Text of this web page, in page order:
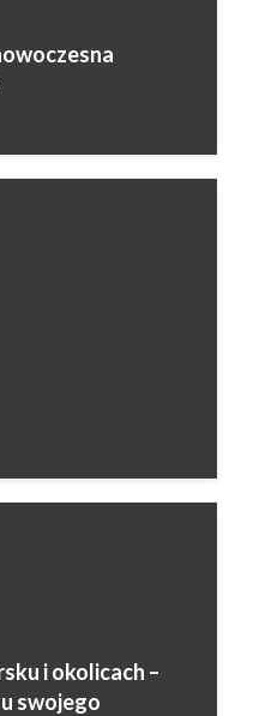
i okolicach –
swojego